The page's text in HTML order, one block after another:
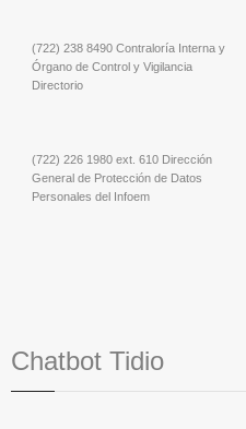
(722) 238 8490 Contraloría Interna y
Órgano de Control y Vigilancia
Directorio
(722) 226 1980 ext. 610 Dirección
General de Protección de Datos
Personales del Infoem
Chatbot Tidio